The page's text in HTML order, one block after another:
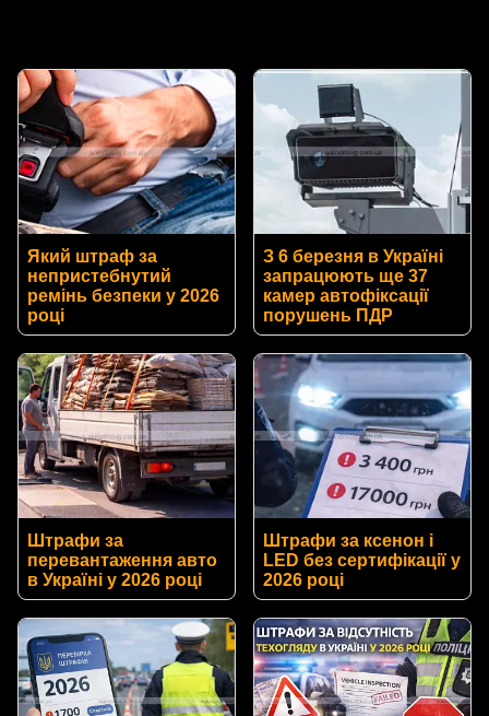
Який штраф за
непристебнутий
ремінь безпеки у 2026
році
З 6 березня в Україні
запрацюють ще 37
камер автофіксації
порушень ПДР
Штрафи за
перевантаження авто
в Україні у 2026 році
Штрафи за ксенон і
LED без сертифікації у
2026 році